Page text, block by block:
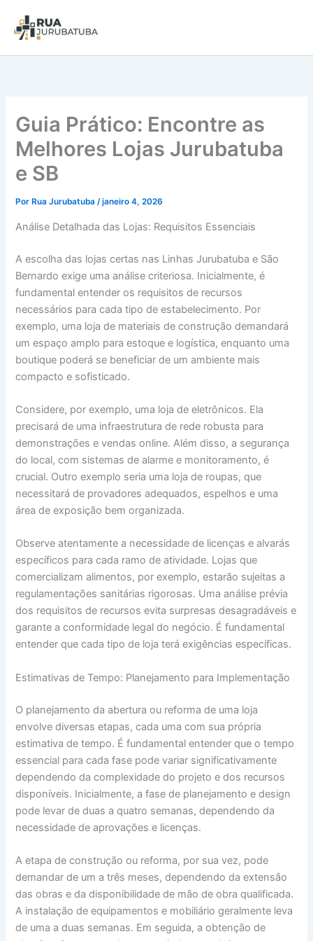
Guia Prático: Encontre as
Melhores Lojas Jurubatuba
e SB
Por Rua Jurubatuba/janeiro 4, 2026
Análise Detalhada das Lojas: Requisitos Essenciais
A escolha das lojas certas nas Linhas Jurubatuba e São
Bernardo exige uma análise criteriosa. Inicialmente, é
fundamental entender os requisitos de recursos
necessários para cada tipo de estabelecimento. Por
exemplo, uma loja de materiais de construção demandará
um espaço amplo para estoque e logística, enquanto uma
boutique poderá se beneficiar de um ambiente mais
compacto e sofisticado.
Considere, por exemplo, uma loja de eletrônicos. Ela
precisará de uma infraestrutura de rede robusta para
demonstrações e vendas online. Além disso, a segurança
do local, com sistemas de alarme e monitoramento, é
crucial. Outro exemplo seria uma loja de roupas, que
necessitará de provadores adequados, espelhos e uma
área de exposição bem organizada.
Observe atentamente a necessidade de licenças e alvarás
específicos para cada ramo de atividade. Lojas que
comercializam alimentos, por exemplo, estarão sujeitas a
regulamentações sanitárias rigorosas. Uma análise prévia
dos requisitos de recursos evita surpresas desagradáveis e
garante a conformidade legal do negócio. É fundamental
entender que cada tipo de loja terá exigências específicas.
Estimativas de Tempo: Planejamento para Implementação
O planejamento da abertura ou reforma de uma loja
envolve diversas etapas, cada uma com sua própria
estimativa de tempo. É fundamental entender que o tempo
essencial para cada fase pode variar significativamente
dependendo da complexidade do projeto e dos recursos
disponíveis. Inicialmente, a fase de planejamento e design
pode levar de duas a quatro semanas, dependendo da
necessidade de aprovações e licenças.
A etapa de construção ou reforma, por sua vez, pode
demandar de um a três meses, dependendo da extensão
das obras e da disponibilidade de mão de obra qualificada.
A instalação de equipamentos e mobiliário geralmente leva
de uma a duas semanas. Em seguida, a obtenção de